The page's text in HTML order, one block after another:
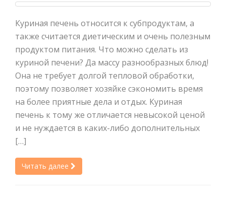
Куриная печень относится к субпродуктам, а
также считается диетическим и очень полезным
продуктом питания. Что можно сделать из
куриной печени? Да массу разнообразных блюд!
Она не требует долгой тепловой обработки,
поэтому позволяет хозяйке сэкономить время
на более приятные дела и отдых. Куриная
печень к тому же отличается невысокой ценой
и не нуждается в каких-либо дополнительных
[…]
Читать далее